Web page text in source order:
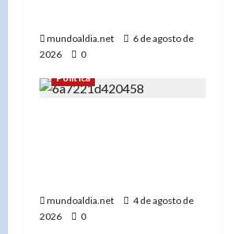
mundoaldia.net
6 de agosto de
2026
0
Política
mundoaldia.net
4 de agosto de
2026
0